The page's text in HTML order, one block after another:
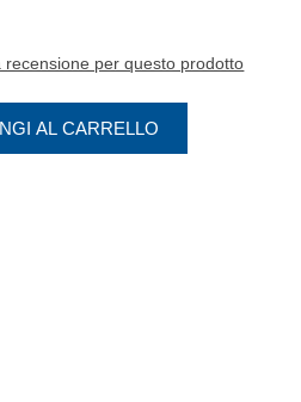
recensione per questo prodotto